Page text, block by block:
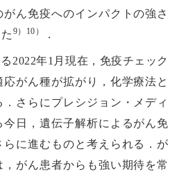
ん免疫へのインパクトの強さ
9）10） ．
2022年1月現在，免疫チェック
がん種が拡がり，化学療法と
さらにプレシジョン・メディ
今日，遺伝子解析によるがん免
に進むものと考えられる．が
がん患者からも強い期待を常